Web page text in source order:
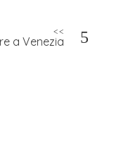
<<
a Venezia